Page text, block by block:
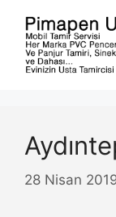
28 Nisan